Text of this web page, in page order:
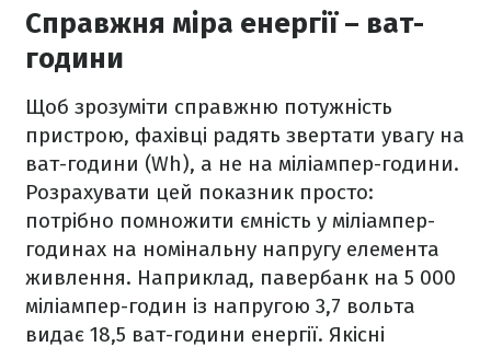
Справжня міра енергії – ват-
години
Щоб зрозуміти справжню потужність
пристрою, фахівці радять звертати увагу на
ват-години (Wh), а не на міліампер-години.
Розрахувати цей показник просто:
потрібно помножити ємність у міліампер-
годинах на номінальну напругу елемента
живлення. Наприклад, павербанк на 5 000
міліампер-годин із напругою 3,7 вольта
видає 18,5 ват-години енергії. Якісні